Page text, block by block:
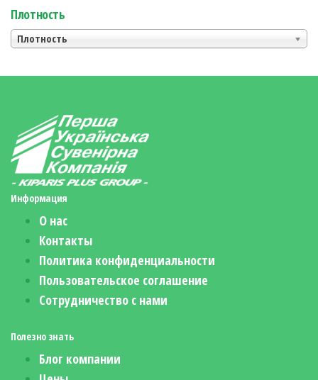
Плотность
Плотность
Информация
О нас
Контакты
Политика конфиденциальности
Пользовательское соглашение
Сотрудничество с нами
Полезно знать
Блог компании